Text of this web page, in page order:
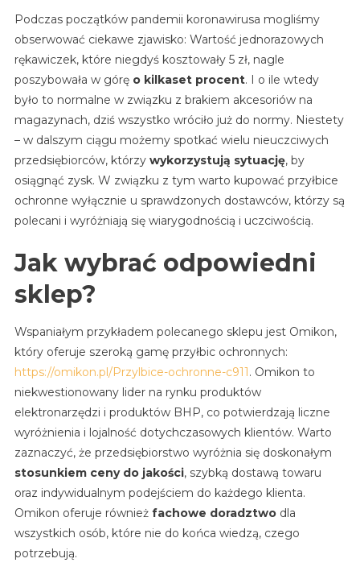
Podczas początków pandemii koronawirusa mogliśmy
obserwować ciekawe zjawisko: Wartość jednorazowych
rękawiczek, które niegdyś kosztowały 5 zł, nagle
poszybowała w górę o kilkaset procent. I o ile wtedy
było to normalne w związku z brakiem akcesoriów na
magazynach, dziś wszystko wróciło już do normy. Niestety
– w dalszym ciągu możemy spotkać wielu nieuczciwych
przedsiębiorców, którzy wykorzystują sytuację, by
osiągnąć zysk. W związku z tym warto kupować przyłbice
ochronne wyłącznie u sprawdzonych dostawców, którzy są
polecani i wyróżniają się wiarygodnością i uczciwością.
Jak wybrać odpowiedni
sklep?
Wspaniałym przykładem polecanego sklepu jest Omikon,
który oferuje szeroką gamę przyłbic ochronnych:
https://omikon.pl/Przylbice-ochronne-c911. Omikon to
niekwestionowany lider na rynku produktów
elektronarzędzi i produktów BHP, co potwierdzają liczne
wyróżnienia i lojalność dotychczasowych klientów. Warto
zaznaczyć, że przedsiębiorstwo wyróżnia się doskonałym
stosunkiem ceny do jakości, szybką dostawą towaru
oraz indywidualnym podejściem do każdego klienta.
Omikon oferuje również fachowe doradztwodla
wszystkich osób, które nie do końca wiedzą, czego
potrzebują.